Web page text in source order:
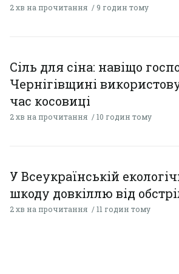
2 хв на прочитання 9 годин тому
Сіль для сіна: навіщо
Чернігівщині
час косовиці
2 хв на прочитання 10 годин тому
У Всеукраїнській
шкоду довкіллю від
2 хв на прочитання 11 годин тому